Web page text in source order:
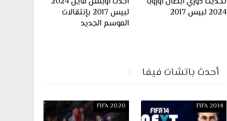
2024 لبيس 2017
لبيس 2017 بإنتقالات
الموسم الجديد
أحدث باتشات فيفا
FIFA 2014
FIFA 2020